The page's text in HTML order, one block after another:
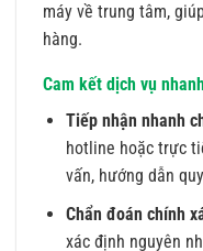
máy về trung tâm,
hàng.
Cam kết dịch vụ
Tiếp nhận nhanh
hotline hoặc trực
vấn, hướng dẫn
Chẩn đoán chính
xác định nguyên